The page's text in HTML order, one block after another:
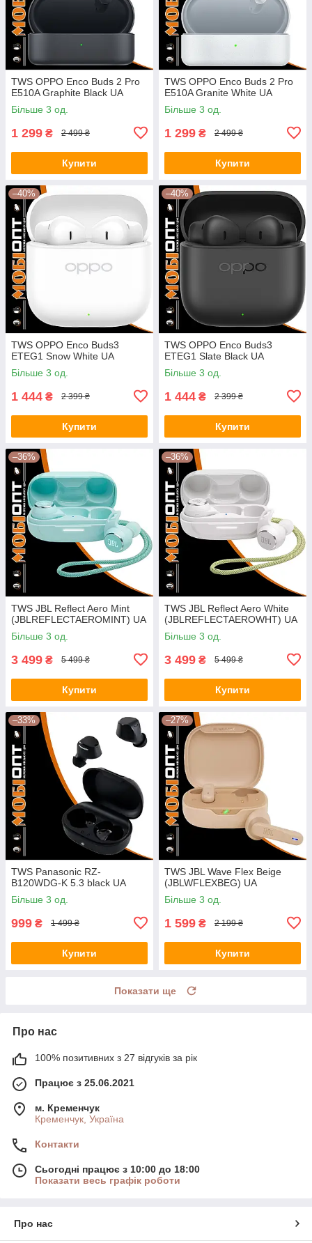
TWS OPPO Enco Buds 2 Pro
E510A Graphite Black UA
Більше 3 од.
1 299 ₴ 2 499 ₴
Купити
TWS OPPO Enco Buds 2 Pro
E510A Granite White UA
Більше 3 од.
1 299 ₴ 2 499 ₴
Купити
–40%
TWS OPPO Enco Buds3
ETEG1 Snow White UA
Більше 3 од.
1 444 ₴ 2 399 ₴
Купити
–40%
TWS OPPO Enco Buds3
ETEG1 Slate Black UA
Більше 3 од.
1 444 ₴ 2 399 ₴
Купити
–36%
TWS JBL Reflect Aero Mint
(JBLREFLECTAEROMINT) UA
Більше 3 од.
3 499 ₴ 5 499 ₴
Купити
–36%
TWS JBL Reflect Aero White
(JBLREFLECTAEROWHT) UA
Більше 3 од.
3 499 ₴ 5 499 ₴
Купити
–33%
TWS Panasonic RZ-
B120WDG-K 5.3 black UA
Більше 3 од.
999 ₴ 1 499 ₴
Купити
–27%
TWS JBL Wave Flex Beige
(JBLWFLEXBEG) UA
Більше 3 од.
1 599 ₴ 2 199 ₴
Купити
Показати ще
Про нас
100% позитивних з 27 відгуків за рік
Працює з 25.06.2021
м. Кременчук
Кременчук, Україна
Контакти
Сьогодні працює з 10:00 до 18:00
Показати весь графік роботи
Про нас